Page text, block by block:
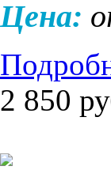
Цена:
2 850